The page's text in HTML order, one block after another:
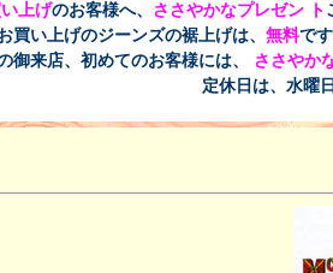
上げのお客様へ、 ささやかなプレゼン ト
買い上げのジーンズの裾上げは、無料で
御来店、初めてのお客様には、 ささやか
定休日は、水曜